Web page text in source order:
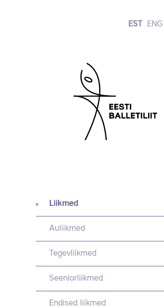
EST ENG
Liikmed
Auliikmed
Tegevliikmed
Seeniorliikmed
Endised liikmed